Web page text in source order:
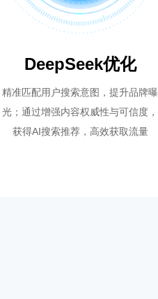
DeepSeek优化
精准匹配用户搜索意图，提升品牌曝
光；通过增强内容权威性与可信度，
获得AI搜索推荐，高效获取流量